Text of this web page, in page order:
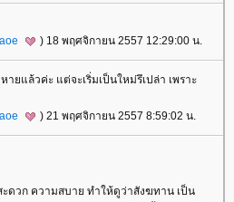
) 18 พฤศจิกายน 2557 12:29:00 น.
ยแล้วค่ะ แต่จะเริ่มเป็นใหม่รึเปล่า เพราะ
) 21 พฤศจิกายน 2557 8:59:02 น.
ดวก ความสบาย ทำให้ดูว่าสังฆทาน เป็น